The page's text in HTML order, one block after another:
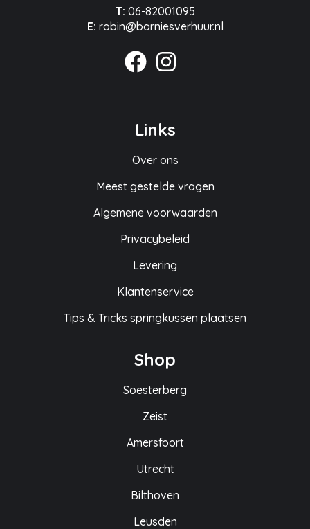
T: 06-82001095
E: robin@barniesverhuur.nl
Links
Over ons
Meest gestelde vragen
Algemene voorwaarden
Privacybeleid
Levering
Klantenservice
Tips & Tricks springkussen plaatsen
Shop
Soesterberg
Zeist
Amersfoort
Utrecht
Bilthoven
Leusden